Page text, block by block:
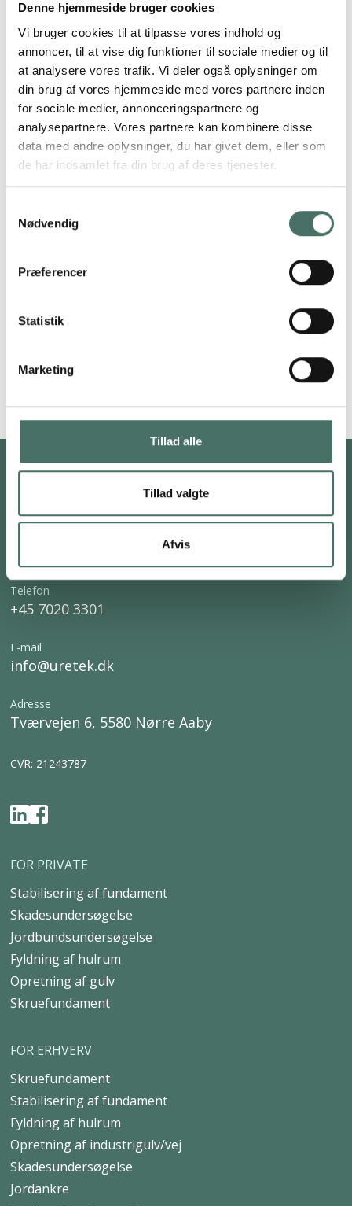
Denne hjemmeside bruger cookies
Vi bruger cookies til at tilpasse vores indhold og
annoncer, til at vise dig funktioner til sociale medier og til
at analysere vores trafik. Vi deler også oplysninger om
din brug af vores hjemmeside med vores partnere inden
for sociale medier, annonceringspartnere og
analysepartnere. Vores partnere kan kombinere disse
data med andre oplysninger, du har givet dem, eller som
de har indsamlet fra din brug af deres tjenester.
Nødvendig
Præferencer
Statistik
Marketing
Tillad alle
Tillad valgte
Afvis
nedskrues i en dybde, hvor udtørring ikke sker igen.
vibrationer eller andre større gener i forbindelse med
udførelsen. Samtidig opnås 70-80 % CO2-besparelse
sammenlignet med traditionel understøbning.
Stabilisering af fundament
Relateret viden
Pilotering uden opgravning
Telefon
+45 7020 3301
E-mail
info@uretek.dk
Adresse
Tværvejen 6, 5580 Nørre Aaby
CVR: 21243787
FOR PRIVATE
Stabilisering af fundament
Skadesundersøgelse
Jordbundsundersøgelse
Fyldning af hulrum
Opretning af gulv
Skruefundament
FOR ERHVERV
Skruefundament
Stabilisering af fundament
Fyldning af hulrum
Opretning af industrigulv/vej
Skadesundersøgelse
Jordankre